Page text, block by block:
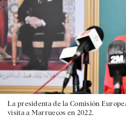
La presidenta de la Comisión
visita a Marruecos en 2022.